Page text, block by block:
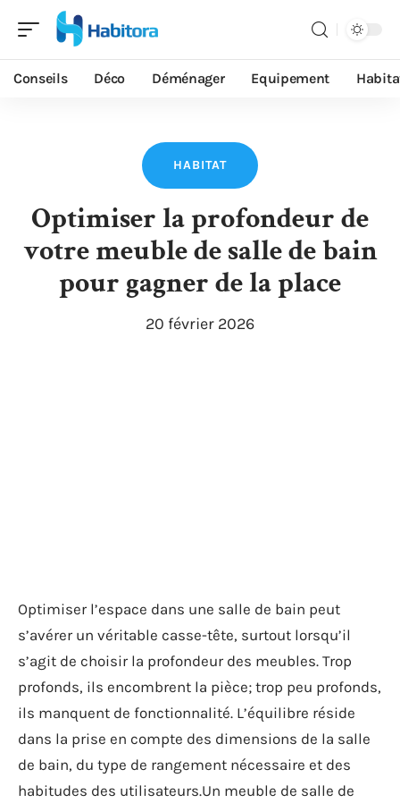
Conseils Déco Déménager Equipement
HABITAT
Optimiser la profondeur de
votre meuble de salle de bain
pour gagner de la place
20 février 2026
Optimiser l’espace dans une salle de bain peut
s’avérer un véritable casse-tête, surtout lorsqu’il
s’agit de choisir la profondeur des meubles. Trop
profonds, ils encombrent la pièce; trop peu profonds,
ils manquent de fonctionnalité. L’équilibre réside
dans la prise en compte des dimensions de la salle
de bain, du type de rangement nécessaire et des
habitudes des utilisateurs.Un meuble de salle de